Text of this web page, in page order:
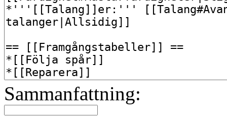
Sammanfattning: